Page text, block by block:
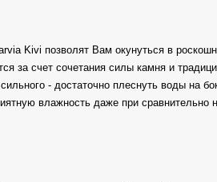
Kivi позволят Вам окунуться в
за счет сочетания силы камня и
- достаточно плеснуть воды на
влажность даже при сравнительно